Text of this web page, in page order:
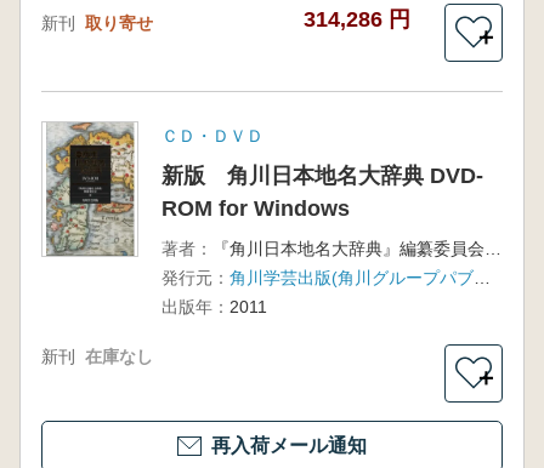
新刊 取り寄せ 314,286 円
＋
ＣＤ・ＤＶＤ
新版 角川日本地名大辞典 DVD-
ROM for Windows
著者：
発行元：
角川学芸出版(角川グループパブリッシング)
出版年： 2011
新刊 在庫なし
＋
再入荷メール通知